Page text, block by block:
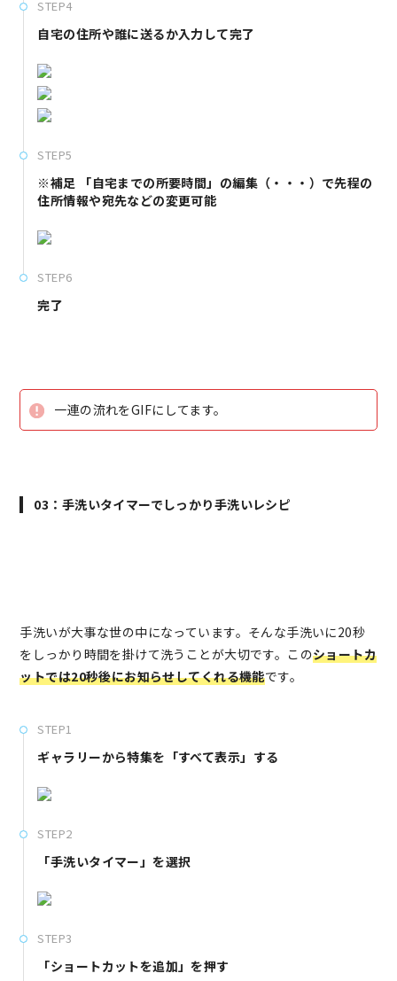
STEP4
自宅の住所や誰に送るか入力して完了
STEP5
※補足 「自宅までの所要時間」の編集（・・・）で先程の
住所情報や宛先などの変更可能
STEP6
完了
一連の流れをGIFにしてます。
03：手洗いタイマーでしっかり手洗いレシピ
手洗いが大事な世の中になっています。 そんな手洗いに20秒
をしっかり時間を掛けて洗うことが大切です。このショートカ
ットでは20秒後にお知らせしてくれる機能です。
STEP1
ギャラリーから特集を「すべて表示」する
STEP2
「手洗いタイマー」を選択
STEP3
「ショートカットを追加」を押す